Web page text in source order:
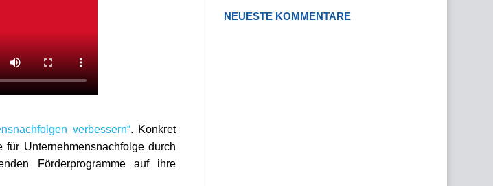
verbessern“. Konkret
Unternehmensnachfolge durch
Förderprogramme auf ihre
NEUESTE KOMMENTARE